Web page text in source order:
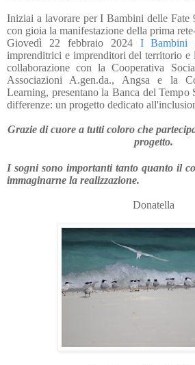
Iniziai a lavorare per I Bambini delle Fate
con gioia la manifestazione della prima
Giovedì 22 febbraio 2024 I Bambini
imprenditrici e imprenditori del territorio
collaborazione con la Cooperativa
Associazioni A.gen.da., Angsa e la
Learning, presentano la Banca del
differenze: un progetto dedicato
Grazie di cuore a tutti coloro che
progetto.
I sogni sono importanti tanto quanto il
immaginarne la realizzazione.
Donatella